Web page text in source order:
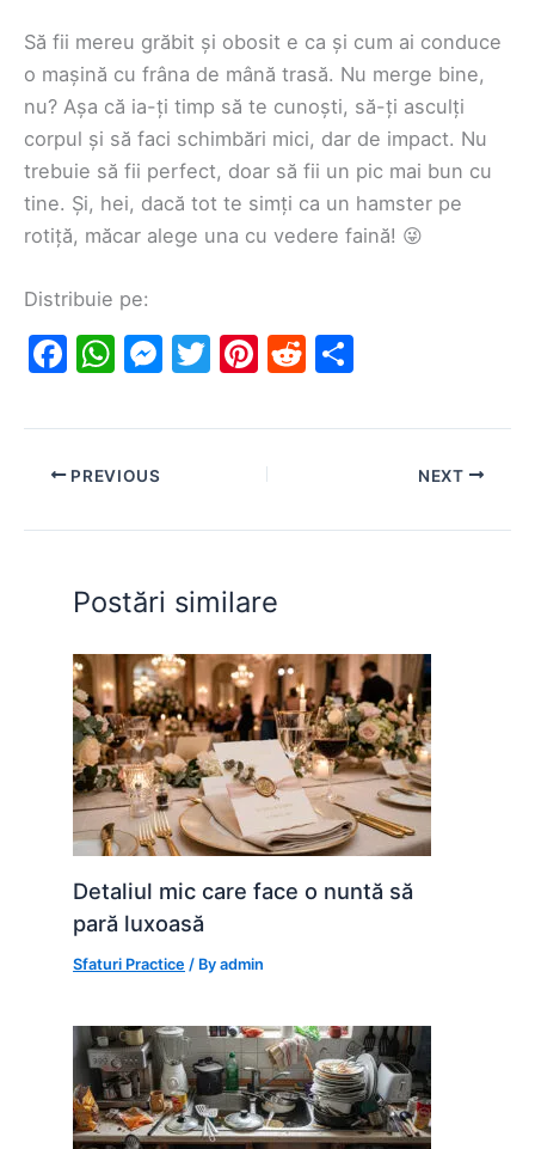
Să fii mereu grăbit și obosit e ca și cum ai conduce
o mașină cu frâna de mână trasă. Nu merge bine,
nu? Așa că ia-ți timp să te cunoști, să-ți asculți
corpul și să faci schimbări mici, dar de impact. Nu
trebuie să fii perfect, doar să fii un pic mai bun cu
tine. Și, hei, dacă tot te simți ca un hamster pe
rotiță, măcar alege una cu vedere faină! 😜
Distribuie pe:
F
c
e
o
o
k
W
at
s
p
p
M
s
n
g
er
T
itt
Pi
er
e
R
d ar
PREVIOUS NEXT
Postări similare
Detaliul mic care face o nuntă să
pară luxoasă
Sfaturi Practice / Byadmin